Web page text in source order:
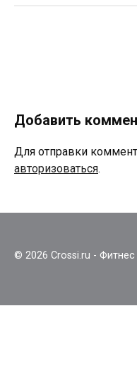
Добавить
Для отправки
авторизоваться.
© 2026 Crossi.ru - Фитнес